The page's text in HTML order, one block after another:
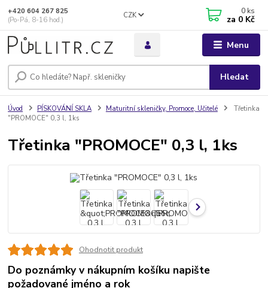
Menu
CZK
Hledat
+420 604 267 825
(Po-Pá, 8-16 hod.)
0 ks
za 0 Kč
Úvod PÍSKOVÁNÍ SKLA Maturitní skleničky, Promoce, Učitelé
Třetinka
"PROMOCE" 0,3 l, 1ks
Třetinka "PROMOCE" 0,3 l, 1ks
Ohodnotit produkt
Do poznámky v nákupním košíku napište
požadované jméno a rok